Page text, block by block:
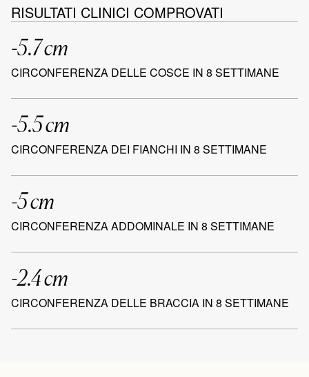
RISULTATI CLINICI COMPROVATI
-5.7 cm
CIRCONFERENZA DELLE COSCE IN 8 SETTIMANE
-5.5 cm
CIRCONFERENZA DEI FIANCHI IN 8 SETTIMANE
-5 cm
CIRCONFERENZA ADDOMINALE IN 8 SETTIMANE
-2.4 cm
CIRCONFERENZA DELLE BRACCIA IN 8 SETTIMANE